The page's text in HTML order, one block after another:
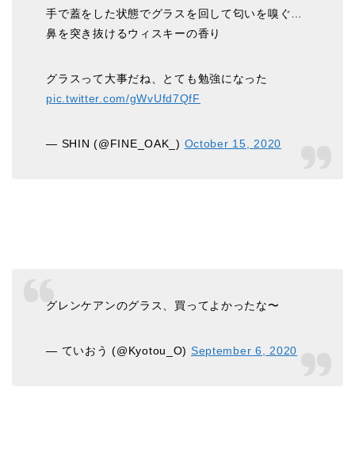
手で蓋をした状態でグラスを回して匂いを嗅ぐ…
鼻を突き抜けるウィスキーの香り
グラスって大事だね、とても勉強になった
pic.twitter.com/gWvUfd7QfF
— SHIN (@FINE_OAK_) October 15, 2020
グレンケアンのグラス、買ってよかったな〜
— ていおう (@Kyotou_O) September 6, 2020